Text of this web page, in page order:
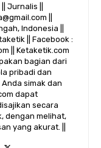
Jurnalis ||
||
Indonesia ||
|| Facebook :
|| Ketaketik.com
bagian dari
pribadi dan
simak dan
dapat
secara
dengan melihat,
yang akurat. ||